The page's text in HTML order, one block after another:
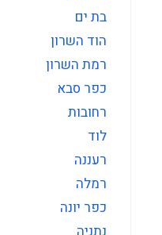
בת ים
הוד השרון
רמת השרון
כפר סבא
רחובות
לוד
רעננה
רמלה
כפר יונה